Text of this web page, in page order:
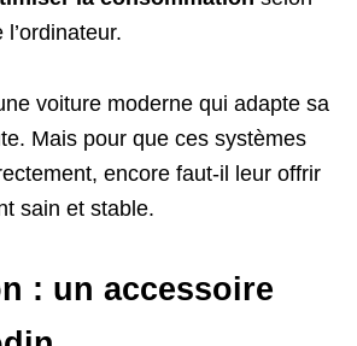
l’ordinateur.
voiture moderne qui adapte sa
Mais pour que ces systèmes
encore faut-il leur offrir
sain et stable.
: un accessoire